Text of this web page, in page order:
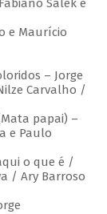
Salek e
e Maurício
– Jorge
Carvalho /
papai) –
e Paulo
o que é /
/ Ary Barroso